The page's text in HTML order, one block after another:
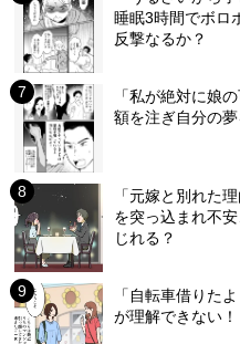
睡眠3時間でボロ
反撃なるか？
「私が絶対に娘
額を注ぎ自分の
「元嫁と別れた
を突っ込まれ不
じれる？
「自転車借りた
が理解できない